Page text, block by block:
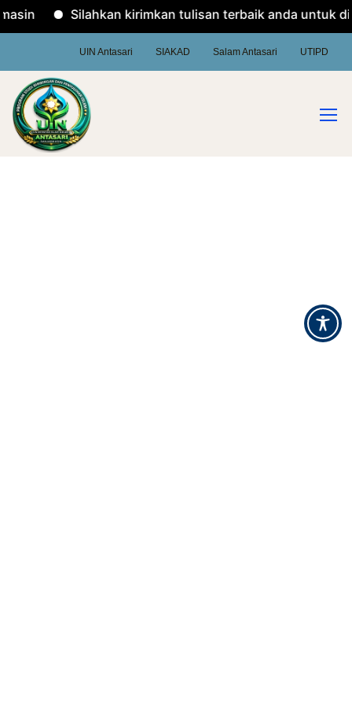
Silahkan kirimkan tulisan terbaik anda untuk
UIN Antasari SIAKAD Salam Antasari UTIPD